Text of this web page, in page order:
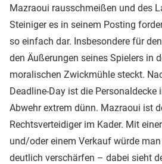
Mazraoui rausschmeißen und des
Steiniger es in seinem Posting
so einfach dar. Insbesondere für
den Äußerungen seines Spielers in
moralischen Zwickmühle steckt.
Deadline-Day ist die Personaldecke
Abwehr extrem dünn. Mazraoui ist
Rechtsverteidiger im Kader. Mit
und/oder einem Verkauf würde
deutlich verschärfen – dabei sieht